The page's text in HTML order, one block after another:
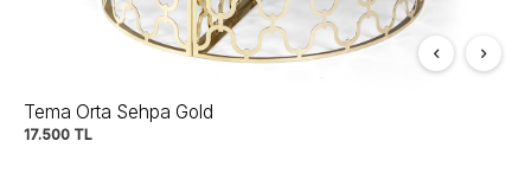
Tema Orta Sehpa Gold
17.500 TL